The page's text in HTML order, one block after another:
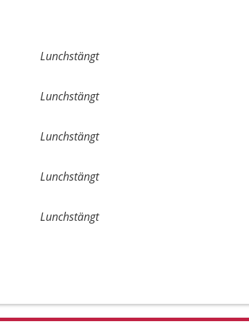
Lunchstängt
Lunchstängt
Lunchstängt
Lunchstängt
Lunchstängt